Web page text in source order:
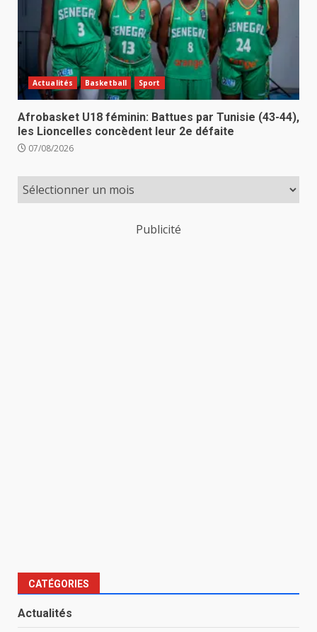
Actualités Basketball Sport
Afrobasket U18 féminin: Battues par Tunisie (43-44),
les Lioncelles concèdent leur 2e défaite
07/08/2026
Publicité
CATÉGORIES
Actualités